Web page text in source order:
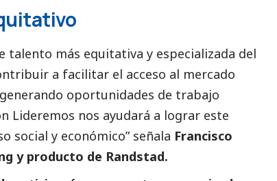
talento más equitativa y especializada del
a facilitar el acceso al mercado
oportunidades de trabajo
Lideremos nos ayudará a lograr este
social y económico” señala Francisco
y producto de Randstad.